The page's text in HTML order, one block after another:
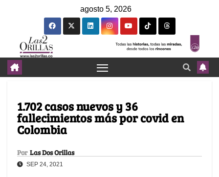
agosto 5, 2026
1.702 casos nuevos y 36
fallecimientos más por covid en
Colombia
Por Las Dos Orillas
SEP 24, 2021